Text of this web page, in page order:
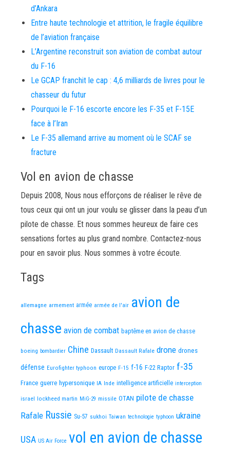
d’Ankara
Entre haute technologie et attrition, le fragile équilibre
de l’aviation française
L’Argentine reconstruit son aviation de combat autour
du F-16
Le GCAP franchit le cap : 4,6 milliards de livres pour le
chasseur du futur
Pourquoi le F-16 escorte encore les F-35 et F-15E
face à l’Iran
Le F-35 allemand arrive au moment où le SCAF se
fracture
Vol en avion de chasse
Depuis 2008, Nous nous efforçons de réaliser le rêve de
tous ceux qui ont un jour voulu se glisser dans la peau d’un
pilote de chasse. Et nous sommes heureux de faire ces
sensations fortes au plus grand nombre. Contactez-nous
pour en savoir plus. Nous sommes à votre écoute.
Tags
allemagne armement armée armée de l'air avion de
chasse avion de combat baptême en avion de chasse
boeing bombardier Chine Dassault Dassault Rafale drone drones
défense Eurofighter typhoon europe F-15 f-16 F-22 Raptor f-35
France guerre hypersonique IA Inde intelligence artificielle interception
israel lockheed martin MiG-29 missile OTAN pilote de chasse
Rafale Russie Su-57 sukhoi Taiwan technologie typhoon ukraine
USA US Air Force vol en avion de chasse